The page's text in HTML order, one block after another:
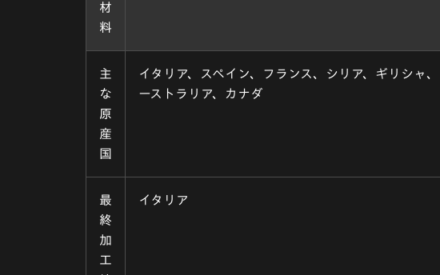
材
料
主
な
原
産
国
イタリア、スペイン、フランス、シリア、ギリシャ
ーストラリア、カナダ
最
終
加
工
イタリア